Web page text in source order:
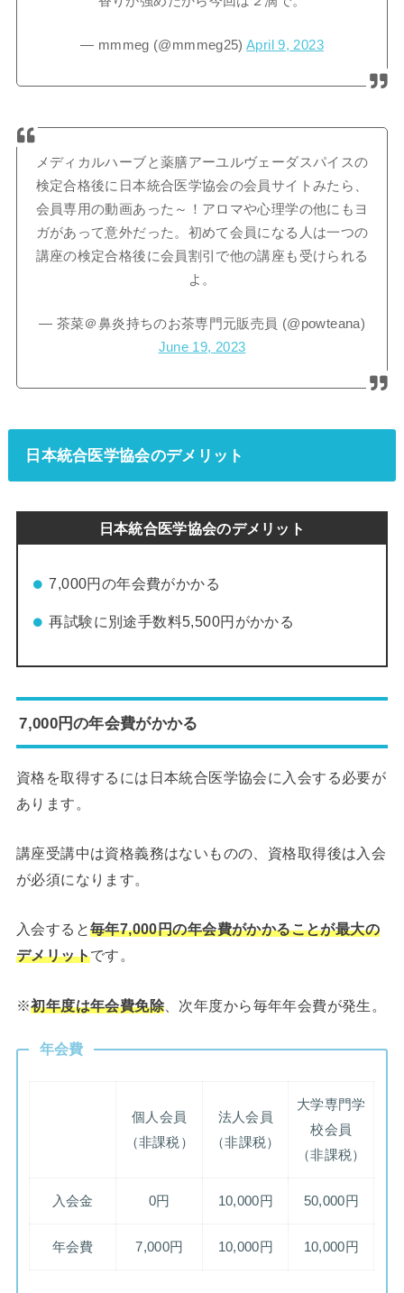
— mmmeg (@mmmeg25)April 9, 2023
メディカルハーブと薬膳アーユルヴェーダスパイスの
検定合格後に日本統合医学協会の会員サイトみたら、
会員専用の動画あった～！アロマや心理学の他にもヨ
ガがあって意外だった。初めて会員になる人は一つの
講座の検定合格後に会員割引で他の講座も受けられる
よ。
— 茶菜＠鼻炎持ちのお茶専門元販売員 (@powteana)
June 19, 2023
日本統合医学協会のデメリット
日本統合医学協会のデメリット
7,000円の年会費がかかる
再試験に別途手数料5,500円がかかる
7,000円の年会費がかかる
資格を取得するには日本統合医学協会に入会する必要が
あります。
講座受講中は資格義務はないものの、資格取得後は入会
が必須になります。
入会すると毎年7,000円の年会費がかかることが最大の
デメリットです。
※初年度は年会費免除 、次年度から毎年年会費が発生。
年会費
個人会員
（非課税）
法人会員
（非課税）
大学専門学
校会員
（非課税）
入会金 0円 10,000円 50,000円
年会費 7,000円 10,000円 10,000円